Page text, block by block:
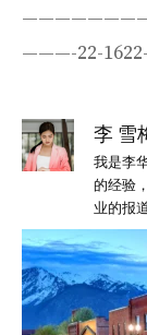
———-22-1622-
李 雪
我是李
的经验
业的报